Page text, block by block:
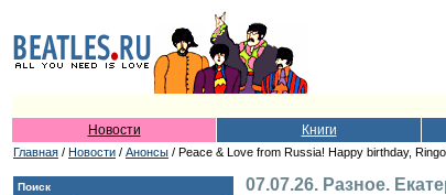
Новости Книги
Главная / Новости / Анонсы / Peace & Love from Russia! Happy birthday,
Поиск 07.07.26. Разное.